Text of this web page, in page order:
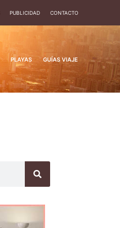
PUBLICIDAD CONTACTO
PLAYAS GUÍAS VIAJE